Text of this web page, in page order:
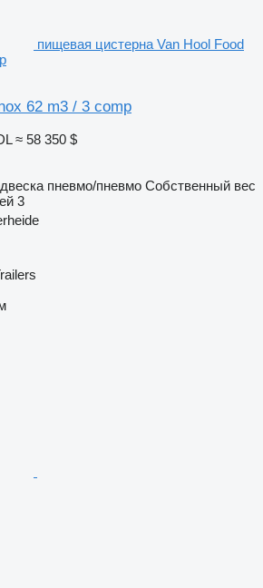
пищевая цистерна Van Hool Food
62 m3 / 3 comp
≈ 58 350 $
пневмо/пневмо Собственный вес
3